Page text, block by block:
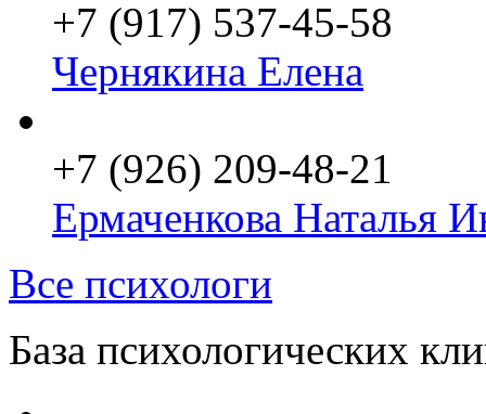
+7 (917) 537-45-58
Чернякина Елена
+7 (926) 209-48-21
Ермаченкова Наталья
Все психологи
База психологических